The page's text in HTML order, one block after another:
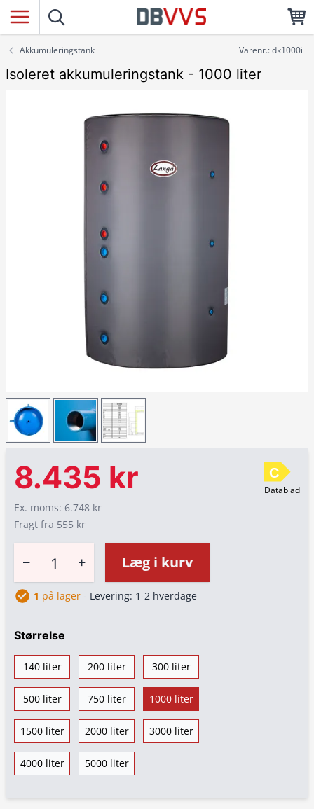
Akkumuleringstank Varenr.: dk1000i
Isoleret akkumuleringstank - 1000 liter
8.435 kr C
Datablad
Ex. moms: 6.748 kr
Fragt fra 555 kr
− + Læg i kurv
1 på lager - Levering: 1-2 hverdage
Størrelse
140 liter 200 liter 300 liter
500 liter 750 liter 1000 liter
1500 liter 2000 liter 3000 liter
4000 liter 5000 liter